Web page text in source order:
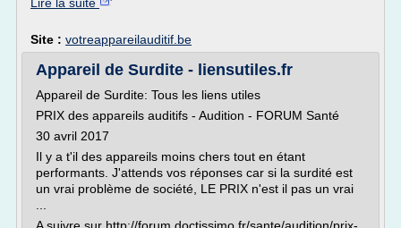
Site : votreappareilauditif.be
Appareil de Surdite - liensutiles.fr
Appareil de Surdite: Tous les liens utiles
PRIX des appareils auditifs - Audition - FORUM Santé
30 avril 2017
Il y a t'il des appareils moins chers tout en étant
performants. J'attends vos réponses car si la surdité est
un vrai problème de société, LE PRIX n'est il pas un vrai